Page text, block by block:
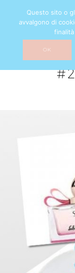
Questo sito o
avvalgono di
OK